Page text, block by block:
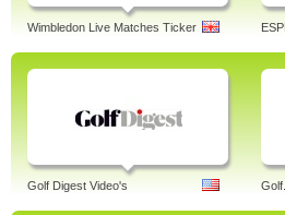
Wimbledon Live Matches Ticker
Golf Digest Video's